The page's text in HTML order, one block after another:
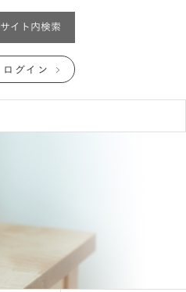
サイト内検索
ログイン